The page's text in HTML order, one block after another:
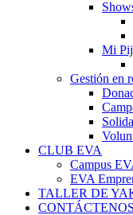
Mi
Gestión en
CLUB EVA
Campus
EVA
TALLER DE
CONTÁCTENOS